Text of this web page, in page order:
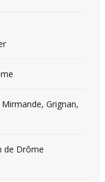
Grignan,
de Drôme